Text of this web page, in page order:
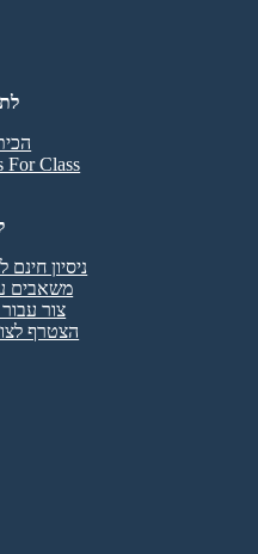
For Class
ניסיון חינם
משאבים
צור
הצטרף